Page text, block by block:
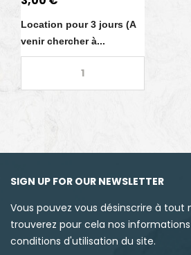
Location pour 3 jours (A
venir chercher à...
SIGN UP FOR OUR NEWSLETTER
Vous pouvez vous désinscrire à tout
trouverez pour cela nos
conditions d'utilisation du site.